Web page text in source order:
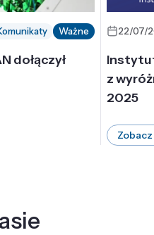
Ważne
dołączył
22/07/
z
2025